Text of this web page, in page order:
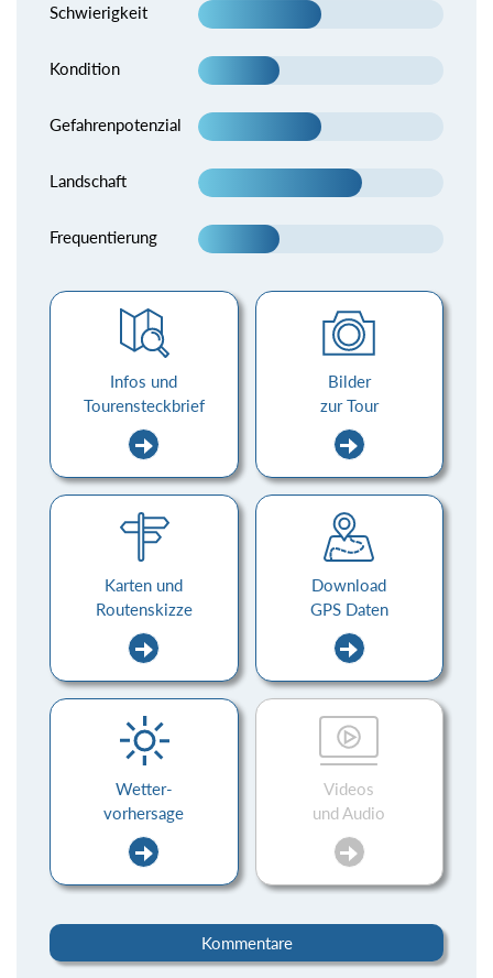
Schwierigkeit
Kondition
Gefahrenpotenzial
Landschaft
Frequentierung
Infos und
Tourensteckbrief
Bilder
zur Tour
Karten und
Routenskizze
Download
GPS Daten
Wetter-
vorhersage
Videos
und Audio
Kommentare